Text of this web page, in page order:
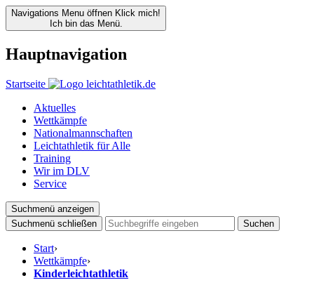
Navigations Menu öffnen Klick mich!
Ich bin das Menü.
Hauptnavigation
Startseite
Aktuelles
Wettkämpfe
Nationalmannschaften
Leichtathletik für Alle
Training
Wir im DLV
Service
Suchmenü anzeigen
Suchmenü schließen
Suchen
Start›
Wettkämpfe›
Kinderleichtathletik